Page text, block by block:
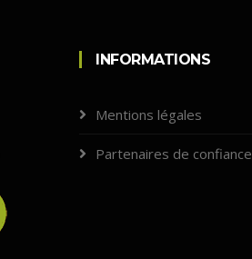
INFORMATIONS
Mentions légales
Partenaires de confiance